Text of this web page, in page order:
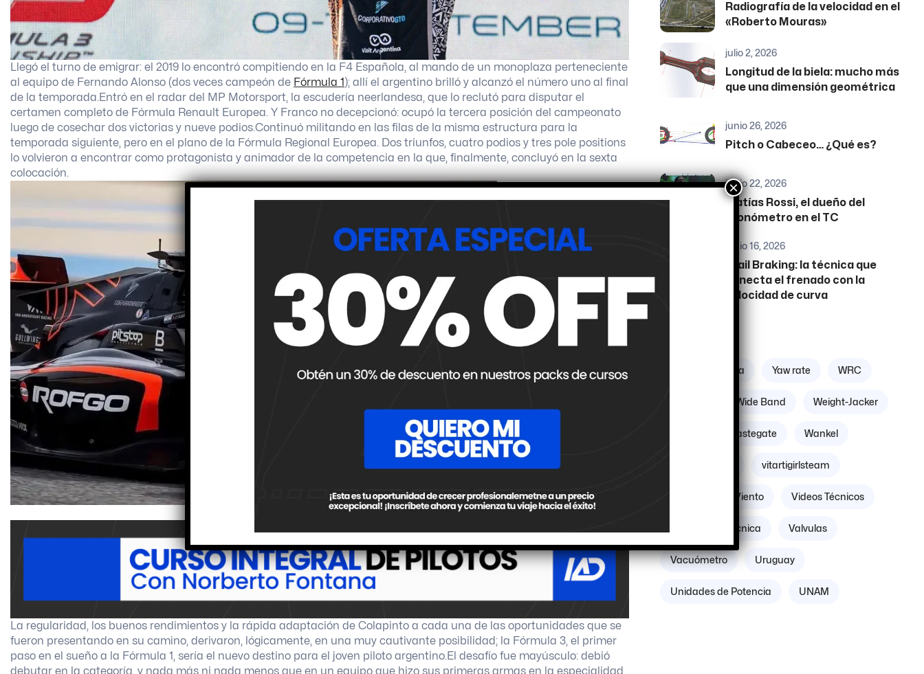
Llegó el turno de emigrar: el 2019 lo encontró compitiendo en la F4 Española, al mando de un monoplaza perteneciente
al equipo de Fernando Alonso (dos veces campeón de Fórmula 1 ); allí el argentino brilló y alcanzó el número uno al final
de la temporada.Entró en el radar del MP Motorsport, la escudería neerlandesa, que lo reclutó para disputar el
certamen completo de Fórmula Renault Europea. Y Franco no decepcionó: ocupó la tercera posición del campeonato
luego de cosechar dos victorias y nueve podios.Continuó militando en las filas de la misma estructura para la
temporada siguiente, pero en el plano de la Fórmula Regional Europea. Dos triunfos, cuatro podios y tres pole positions
lo volvieron a encontrar como protagonista y animador de la competencia en la que, finalmente, concluyó en la sexta
colocación.
La regularidad, los buenos rendimientos y la rápida adaptación de Colapinto a cada una de las oportunidades que se
fueron presentando en su camino, derivaron, lógicamente, en una muy cautivante posibilidad; la Fórmula 3, el primer
paso en el sueño a la Fórmula 1, sería el nuevo destino para el joven piloto argentino.El desafío fue mayúsculo: debió
debutar en la categoría, y nada más ni nada menos que en un equipo que hizo sus primeras armas en la especialidad,
Radiografía de la velocidad en el
«Roberto Mouras»
julio 2, 2026
Longitud de la biela: mucho más
que una dimensión geométrica
junio 26, 2026
Pitch o Cabeceo… ¿Qué es?
junio 22, 2026
Matías Rossi, el dueño del
cronómetro en el TC
junio 16, 2026
Trail Braking: la técnica que
conecta el frenado con la
velocidad de curva
Zona geográfica Yaw rate WRC
Wide Band Weight-Jacker
Wastegate Wankel
vitartigirlsteam
Viento Videos Técnicos
Verificación Técnica Valvulas
Vacuómetro Uruguay
Unidades de Potencia UNAM
×